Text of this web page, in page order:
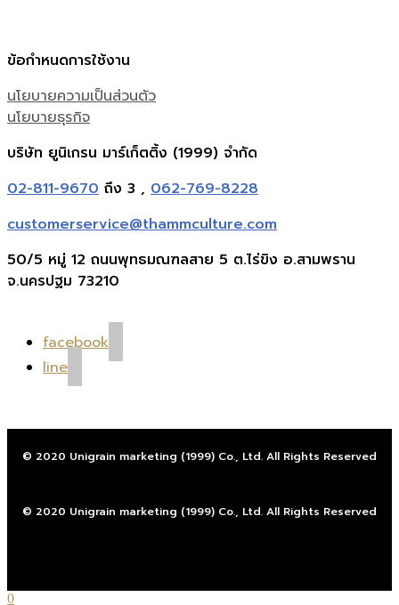
ข้อกำหนดการใช้งาน
นโยบายความเป็นส่วนตัว
นโยบายธุรกิจ
บริษัท ยูนิเกรน มาร์เก็ตติ้ง (1999) จำกัด
02-811-9670 ถึง 3 , 062-769-8228
customerservice@thammculture.com
50/5 หมู่ 12 ถนนพุทธมณฑลสาย 5 ต.ไร่ขิง อ.สามพราน
จ.นครปฐม 73210
facebook
line
© 2020 Unigrain marketing (1999) Co., Ltd. All Rights Reserved
© 2020 Unigrain marketing (1999) Co., Ltd. All Rights Reserved
0